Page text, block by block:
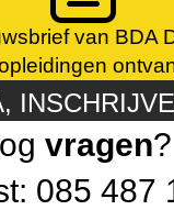
van BDA
vragen
085 487